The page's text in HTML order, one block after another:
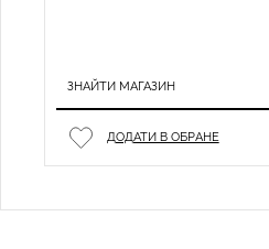
ЗНАЙТИ МАГАЗИН
ДОДАТИ В ОБРАНЕ